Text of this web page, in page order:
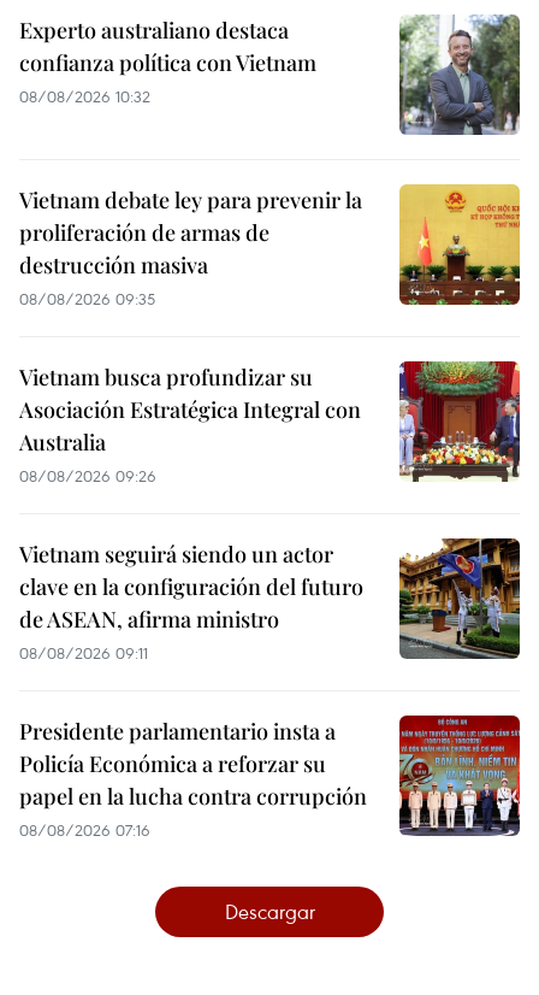
Experto australiano destaca
confianza política con Vietnam
08/08/2026 10:32
Vietnam debate ley para prevenir la
proliferación de armas de
destrucción masiva
08/08/2026 09:35
Vietnam busca profundizar su
Asociación Estratégica Integral con
Australia
08/08/2026 09:26
Vietnam seguirá siendo un actor
clave en la configuración del futuro
de ASEAN, afirma ministro
08/08/2026 09:11
Presidente parlamentario insta a
Policía Económica a reforzar su
papel en la lucha contra corrupción
08/08/2026 07:16
Descargar